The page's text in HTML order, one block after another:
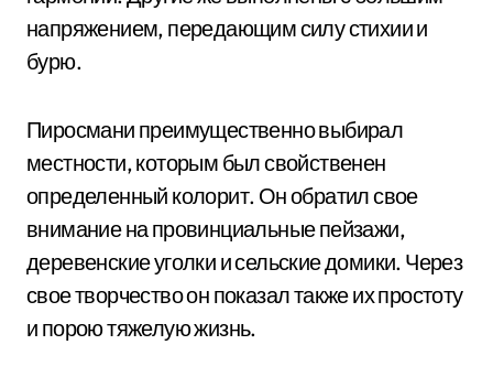
напряжением, передающим силу стихии и
бурю.
Пиросмани преимущественно выбирал
местности, которым был свойственен
определенный колорит. Он обратил свое
внимание на провинциальные пейзажи,
деревенские уголки и сельские домики. Через
свое творчество он показал также их простоту
и порою тяжелую жизнь.